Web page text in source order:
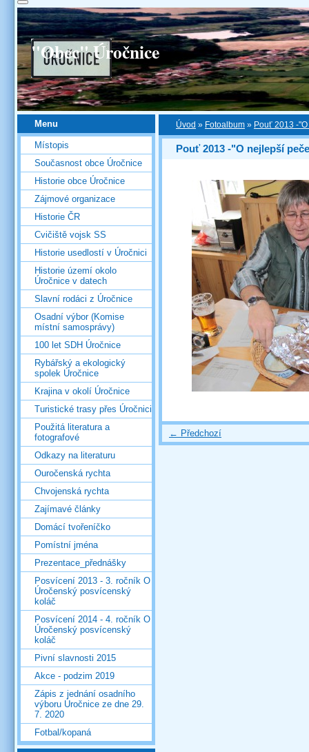
"Obec" Úročnice
Úvod » Fotoalbum » Pouť 2013 -
Pouť 2013 -"O nejlepší
← Předchozí
Menu
Místopis
Současnost obce Úročnice
Historie obce Úročnice
Zájmové organizace
Historie ČR
Cvičiště vojsk SS
Historie usedlostí v Úročnici
Historie území okolo
Úročnice v datech
Slavní rodáci z Úročnice
Osadní výbor (Komise
místní samosprávy)
100 let SDH Úročnice
Rybářský a ekologický
spolek Úročnice
Krajina v okolí Úročnice
Turistické trasy přes Úročnici
Použitá literatura a
fotografové
Odkazy na literaturu
Ouročenská rychta
Chvojenská rychta
Zajímavé články
Domácí tvořeníčko
Pomístní jména
Prezentace_přednášky
Posvícení 2013 - 3. ročník O
Úročenský posvícenský
koláč
Posvícení 2014 - 4. ročník O
Úročenský posvícenský
koláč
Pivní slavnosti 2015
Akce - podzim 2019
Zápis z jednání osadního
výboru Úročnice ze dne 29.
7. 2020
Fotbal/kopaná